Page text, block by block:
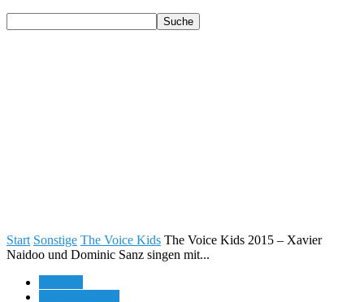
Start Sonstige The Voice Kids The Voice Kids 2015 – Xavier
Naidoo und Dominic Sanz singen mit...